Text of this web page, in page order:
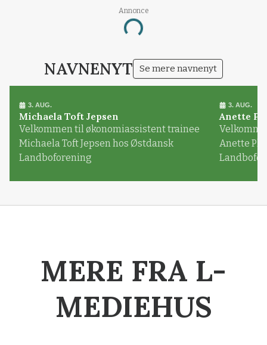
Annonce
Loading...
NAVNENYT Se mere navnenyt
3. AUG.
Michaela Toft Jepsen
Velkommen til økonomiassistent trainee
Michaela Toft Jepsen hos Østdansk
Landboforening
3. AUG.
Anette
Anette
MERE FRA L-
MEDIEHUS